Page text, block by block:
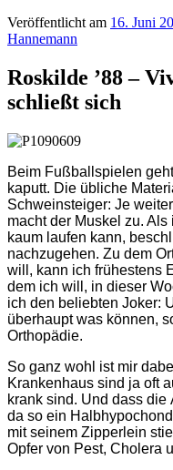
Veröffentlicht am 16. Juni
Hannemann
Roskilde ’88 –
schließt sich
Beim Fußballspielen
kaputt. Die übliche
Schweinsteiger: Je
macht der Muskel zu.
kaum laufen kann,
nachzugehen. Zu dem
will, kann ich frühestens
dem ich will, in dieser
ich den beliebten Joker:
überhaupt was können,
Orthopädie.
So ganz wohl ist mir
Krankenhaus sind ja oft
krank sind. Und dass
da so ein
mit seinem Zipperlein
Opfer von Pest, Cholera